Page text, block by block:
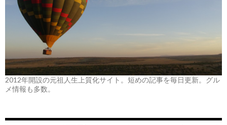
2012年開設の元祖人生上質化サイト。短めの記事を毎日更新。グル
メ情報も多数。